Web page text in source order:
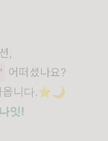
,
어떠셨나요?
옵니다.⭐️🌙
잇!